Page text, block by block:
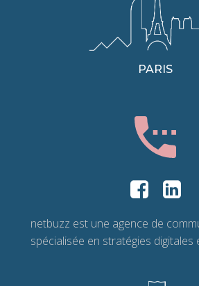
PARIS
netbuzz est une agence de
spécialisée en stratégies digitales